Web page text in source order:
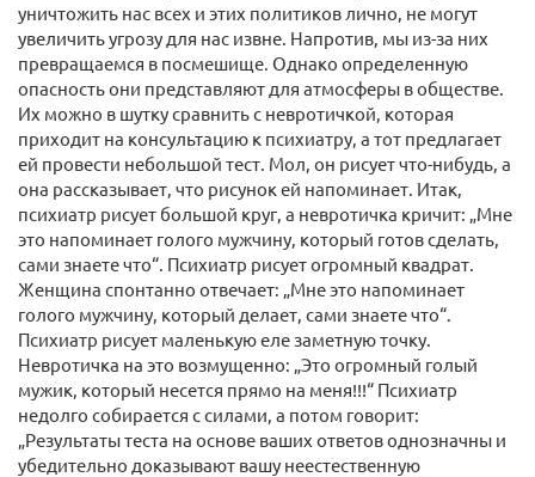
уничтожить нас всех и этих политиков лично, не могут
увеличить угрозу для нас извне. Напротив, мы из-за них
превращаемся в посмешище. Однако определенную
опасность они представляют для атмосферы в обществе.
Их можно в шутку сравнить с невротичкой, которая
приходит на консультацию к психиатру, а тот предлагает
ей провести небольшой тест. Мол, он рисует что-нибудь, а
она рассказывает, что рисунок ей напоминает. Итак,
психиатр рисует большой круг, а невротичка кричит: „Мне
это напоминает голого мужчину, который готов сделать,
сами знаете что“. Психиатр рисует огромный квадрат.
Женщина спонтанно отвечает: „Мне это напоминает
голого мужчину, который делает, сами знаете что“.
Психиатр рисует маленькую еле заметную точку.
Невротичка на это возмущенно: „Это огромный голый
мужик, который несется прямо на меня!!!“ Психиатр
недолго собирается с силами, а потом говорит:
„Результаты теста на основе ваших ответов однозначны и
убедительно доказывают вашу неестественную